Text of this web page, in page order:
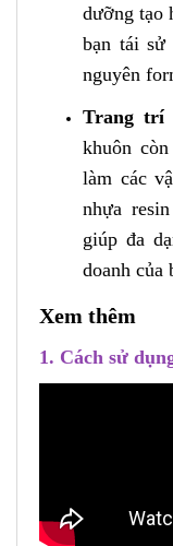
dưỡng tạo
bạn tái sử
nguyên
Trang trí
khuôn
làm các
nhựa
giúp đa
doanh của
Xem thêm
1. Cách sử